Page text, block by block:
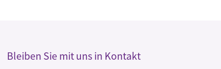
Bleiben Sie mit uns in Kontakt